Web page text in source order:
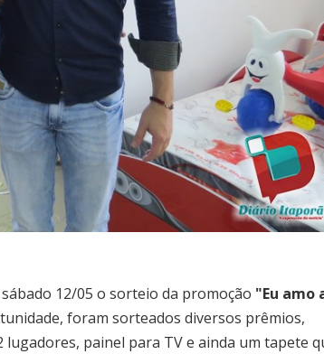
12/05 o sorteio da promoção "Eu amo
foram sorteados diversos prêmios,
painel para TV e ainda um tapete